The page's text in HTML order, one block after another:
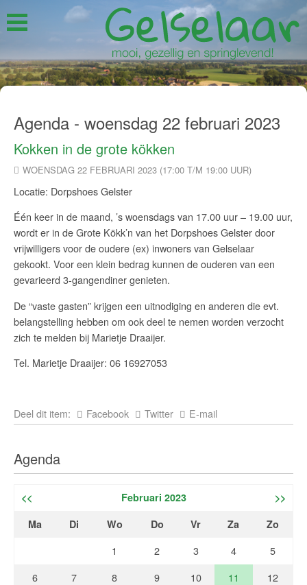
Agenda - woensdag 22 februari 2023
Kokken in de grote kökken
WOENSDAG 22 FEBRUARI 2023 (17:00 T/M 19:00 UUR)
Locatie: Dorpshoes Gelster
Één keer in de maand, ’s woensdags van 17.00 uur – 19.00 uur,
wordt er in de Grote Kökk’n van het Dorpshoes Gelster door
vrijwilligers voor de oudere (ex) inwoners van Gelselaar
gekookt. Voor een klein bedrag kunnen de ouderen van een
gevarieerd 3-gangendiner genieten.
De “vaste gasten” krijgen een uitnodiging en anderen die evt.
belangstelling hebben om ook deel te nemen worden verzocht
zich te melden bij Marietje Draaijer.
Tel. Marietje Draaijer: 06 16927053
Deel dit item: Facebook Twitter E-mail
Agenda
<< Februari 2023
>>
Ma
Di Wo Do Vr Za Zo
1 2 3 4
5
6
7 8 9 10 11
12